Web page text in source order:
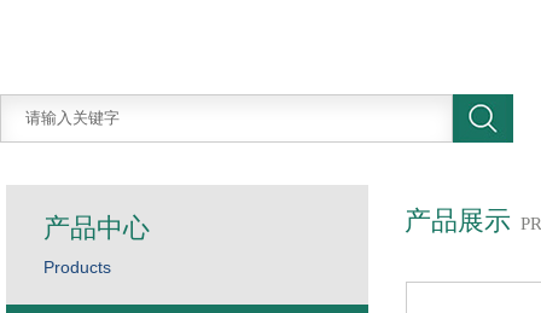
产品展示
产品中心
Products